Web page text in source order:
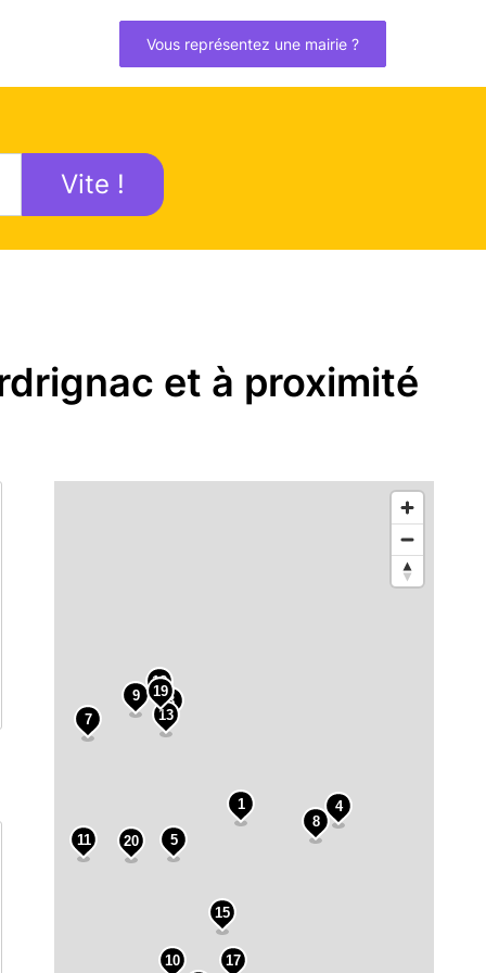
Vous représentez une mairie ?
Vite !
et à proximité
1
3
4
5
7
8
9
10
11
13
15
17
18
19
20